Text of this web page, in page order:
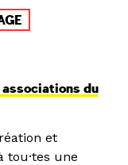
du
et
tou·tes une